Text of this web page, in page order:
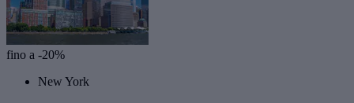
fino a -20%
New York